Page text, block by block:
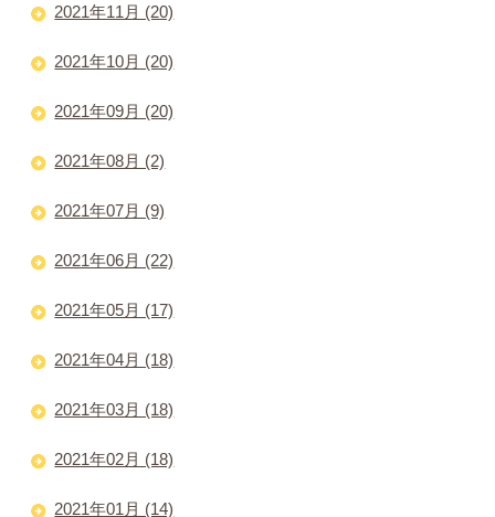
2021年11月 (20)
2021年10月 (20)
2021年09月 (20)
2021年08月 (2)
2021年07月 (9)
2021年06月 (22)
2021年05月 (17)
2021年04月 (18)
2021年03月 (18)
2021年02月 (18)
2021年01月 (14)